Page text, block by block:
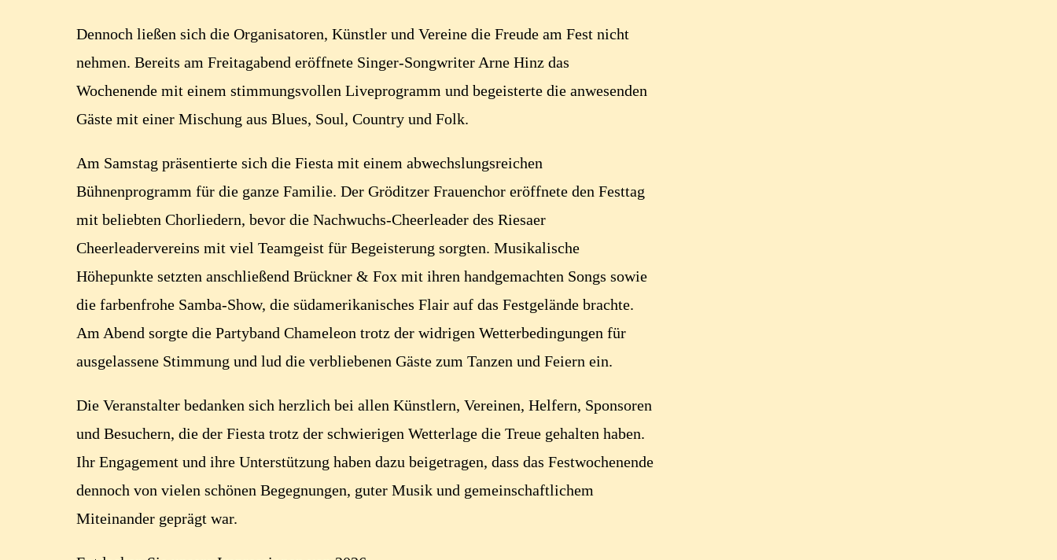
Dennoch ließen sich die Organisatoren, Künstler und Vereine die Freude am Fest nicht
nehmen. Bereits am Freitagabend eröffnete Singer-Songwriter Arne Hinz das
Wochenende mit einem stimmungsvollen Liveprogramm und begeisterte die anwesenden
Gäste mit einer Mischung aus Blues, Soul, Country und Folk.
Am Samstag präsentierte sich die Fiesta mit einem abwechslungsreichen
Bühnenprogramm für die ganze Familie. Der Gröditzer Frauenchor eröffnete den Festtag
mit beliebten Chorliedern, bevor die Nachwuchs-Cheerleader des Riesaer
Cheerleadervereins mit viel Teamgeist für Begeisterung sorgten. Musikalische
Höhepunkte setzten anschließend Brückner & Fox mit ihren handgemachten Songs sowie
die farbenfrohe Samba-Show, die südamerikanisches Flair auf das Festgelände brachte.
Am Abend sorgte die Partyband Chameleon trotz der widrigen Wetterbedingungen für
ausgelassene Stimmung und lud die verbliebenen Gäste zum Tanzen und Feiern ein.
Die Veranstalter bedanken sich herzlich bei allen Künstlern, Vereinen, Helfern, Sponsoren
und Besuchern, die der Fiesta trotz der schwierigen Wetterlage die Treue gehalten haben.
Ihr Engagement und ihre Unterstützung haben dazu beigetragen, dass das Festwochenende
dennoch von vielen schönen Begegnungen, guter Musik und gemeinschaftlichem
Miteinander geprägt war.